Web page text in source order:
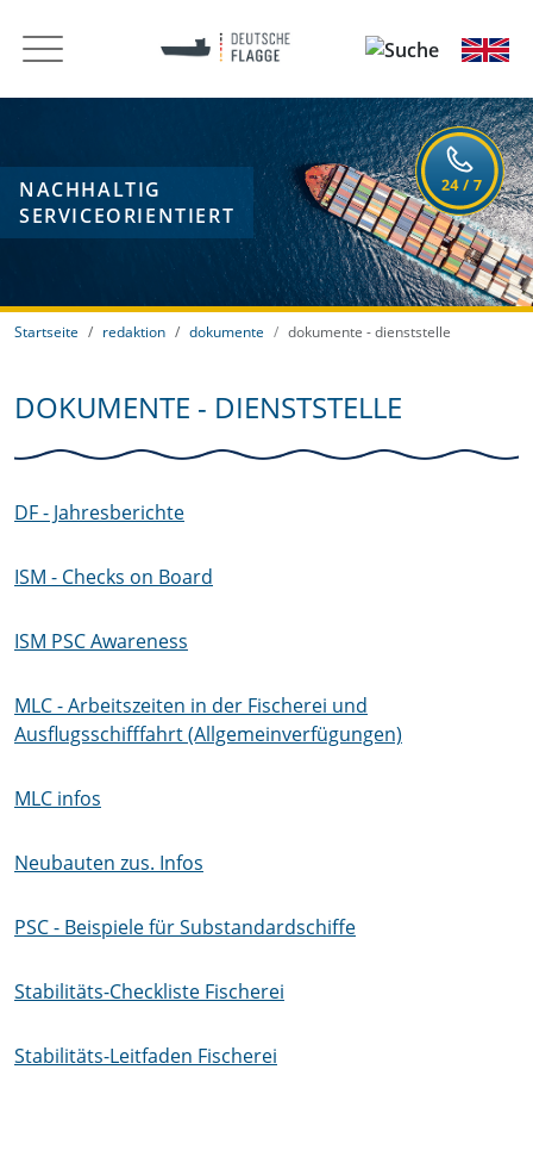
NACHHALTIG
SERVICEORIENTIERT
Startseite redaktion dokumente dokumente - dienststelle
DOKUMENTE - DIENSTSTELLE
DF - Jahresberichte
ISM - Checks on Board
ISM PSC Awareness
MLC - Arbeitszeiten in der Fischerei und
Ausflugsschifffahrt (Allgemeinverfügungen)
MLC infos
Neubauten zus. Infos
PSC - Beispiele für Substandardschiffe
Stabilitäts-Checkliste Fischerei
Stabilitäts-Leitfaden Fischerei